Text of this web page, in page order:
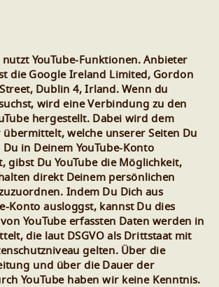
nutzt YouTube-Funktionen. Anbieter
die Google Ireland Limited, Gordon
Dublin 4, Irland. Wenn du
wird eine Verbindung zu den
hergestellt. Dabei wird dem
übermittelt, welche unserer Seiten Du
Du in Deinem YouTube-Konto
gibst Du YouTube die Möglichkeit,
direkt Deinem persönlichen
Indem Du Dich aus
Konto ausloggst, kannst Du dies
YouTube erfassten Daten werden in
die laut DSGVO als Drittstaat mit
gelten. Über die
und über die Dauer der
YouTube haben wir keine Kenntnis.